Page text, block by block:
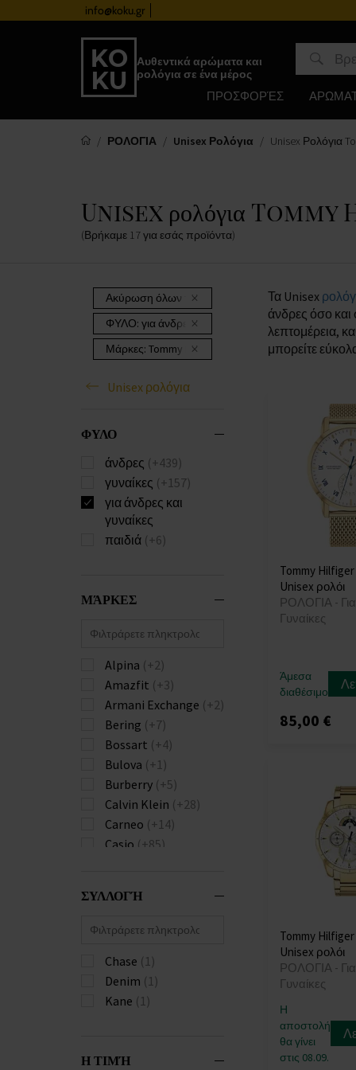
info@koku.gr
Αυθεντικά αρώματα και
ρολόγια σε ένα μέρος
ΠΡΟΣΦΟΡΈΣ
ΡΟΛΟΓΙΑ Unisex Ρολόγια Unisex Ρολόγια
Unisex ρολόγια
(Βρήκαμε 17για εσάς προϊόντα)
Ακύρωση όλων των φίλτρων
ΦΥΛΟ: για άνδρες και γυναίκες
Μάρκες: Tommy Hilfiger
Unisex ρολόγια
ΦΥΛΟ
άνδρες (+439)
γυναίκες (+157)
για άνδρες και
γυναίκες
παιδιά (+6)
ΜΆΡΚΕΣ
Alpina (+2)
Amazfit (+3)
Armani Exchange (+2)
Bering (+7)
Bossart (+4)
Bulova (+1)
Burberry (+5)
Calvin Klein (+28)
Carneo (+14)
Casio (+85)
Donoval
Emporio Armani
Forever(+3)
Garmin(+6)
Guess(+8)
Hugo Boss
ΣΥΛΛΟΓΉ
Chase (1)
Denim (1)
Kane (1)
Η ΤΙΜΉ
Τα Unisex
άνδρες όσο και
λεπτομέρεια,
μπορείτε
Tommy Hilfiger
Unisex ρολόι
ΡΟΛΟΓΙΑ -
Γυναίκες
Άμεσα
διαθέσιμο
85,00 €
Tommy Hilfiger
Unisex ρολόι
ΡΟΛΟΓΙΑ -
Γυναίκες
Η
αποστολή
θα γίνει
στις 08.09.